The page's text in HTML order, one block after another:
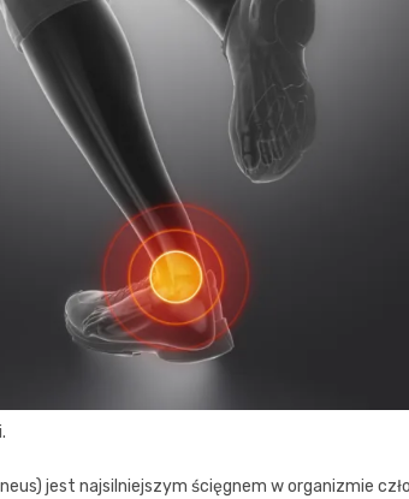
jest najsilniejszym ścięgnem w organizmie